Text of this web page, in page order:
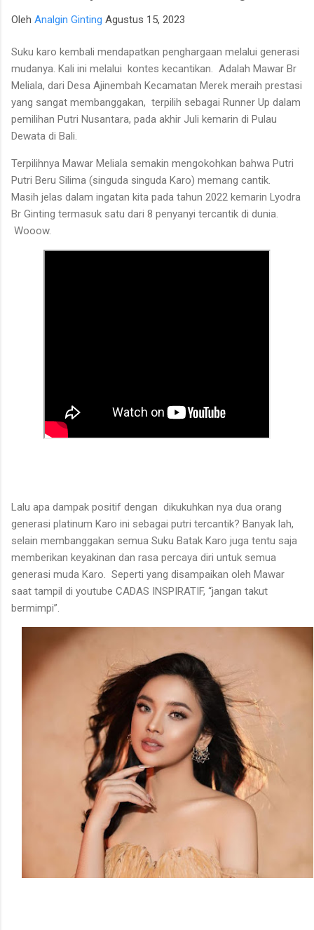
para talenta muda berpotensi tinggi seperti IM Satria Duta
yang diperkuat jajaran Master Internasional Wanita (WIM)
seperti Shafira Devi Herfesa, Laysa Latifah, Ummi Fisabilillah,
dan Chelsea Monica Ignesias Sihite memiliki kedalaman sku...
Oleh Analgin Ginting Agustus 15, 2023
Suku karo kembali mendapatkan penghargaan melalui generasi
mudanya. Kali ini melalui kontes kecantikan. Adalah Mawar Br
Meliala, dari Desa Ajinembah Kecamatan Merek meraih prestasi
yang sangat membanggakan, terpilih sebagai Runner Up dalam
pemilihan Putri Nusantara, pada akhir Juli kemarin di Pulau
Dewata di Bali.
Terpilihnya Mawar Meliala semakin mengokohkan bahwa Putri
Putri Beru Silima (singuda singuda Karo) memang cantik.
Masih jelas dalam ingatan kita pada tahun 2022 kemarin Lyodra
Br Ginting termasuk satu dari 8 penyanyi tercantik di dunia.
Wooow.
Lalu apa dampak positif dengan dikukuhkan nya dua orang
generasi platinum Karo ini sebagai putri tercantik? Banyak lah,
selain membanggakan semua Suku Batak Karo juga tentu saja
memberikan keyakinan dan rasa percaya diri untuk semua
generasi muda Karo. Seperti yang disampaikan oleh Mawar
saat tampil di youtube CADAS INSPIRATIF, “jangan takut
bermimpi”.